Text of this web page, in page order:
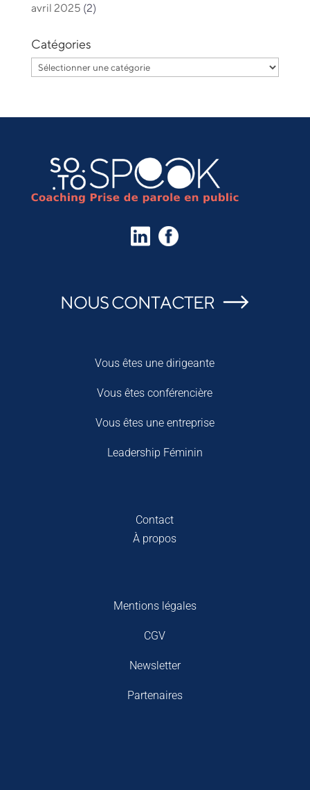
avril 2025 (2)
Catégories
Catégories
NOUS CONTACTER
Vous êtes une dirigeante
Vous êtes conférencière
Vous êtes une entreprise
Leadership Féminin
Contact
À propos
Mentions légales
CGV
Newsletter
Partenaires